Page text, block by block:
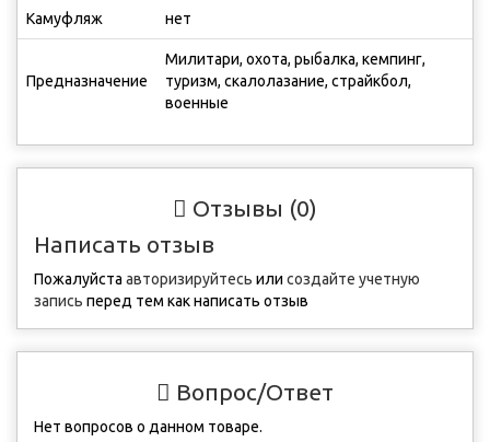
Камуфляж нет
Предназначение
Милитари, охота, рыбалка, кемпинг,
туризм, скалолазание, страйкбол,
военные
Отзывы (0)
Написать отзыв
Пожалуйста авторизируйтесь или создайте учетную
запись перед тем как написать отзыв
Вопрос/Ответ
Нет вопросов о данном товаре.